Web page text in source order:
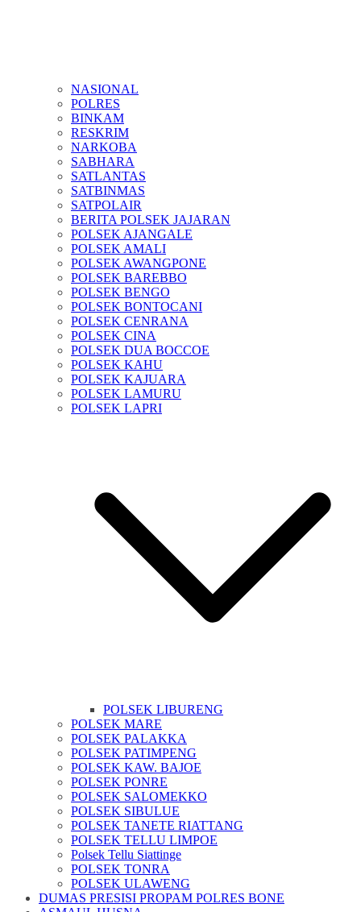
NASIONAL
POLRES
BINKAM
RESKRIM
NARKOBA
SABHARA
SATLANTAS
SATBINMAS
SATPOLAIR
BERITA POLSEK JAJARAN
POLSEK AJANGALE
POLSEK AMALI
POLSEK AWANGPONE
POLSEK BAREBBO
POLSEK BENGO
POLSEK BONTOCANI
POLSEK CENRANA
POLSEK CINA
POLSEK DUA BOCCOE
POLSEK KAHU
POLSEK KAJUARA
POLSEK LAMURU
POLSEK LAPRI
POLSEK LIBURENG
POLSEK MARE
POLSEK PALAKKA
POLSEK PATIMPENG
POLSEK KAW. BAJOE
POLSEK PONRE
POLSEK SALOMEKKO
POLSEK SIBULUE
POLSEK TANETE RIATTANG
POLSEK TELLU LIMPOE
Polsek Tellu Siattinge
POLSEK TONRA
POLSEK ULAWENG
DUMAS PRESISI PROPAM POLRES BONE